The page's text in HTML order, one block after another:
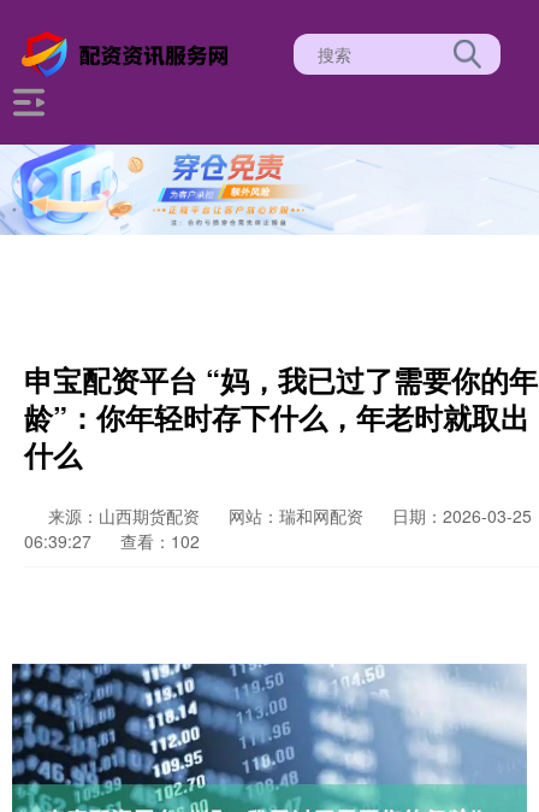
申宝配资平台 “妈，我已过了需要你的年
龄”：你年轻时存下什么，年老时就取出
什么
来源：山西期货配资 网站：瑞和网配资
日期：2026-03-25
06:39:27
查看：102